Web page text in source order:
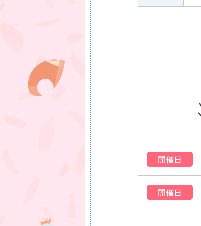
開催日
開催日